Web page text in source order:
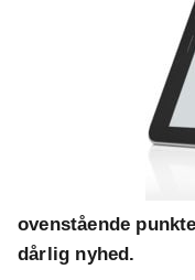
ovenstående
dårlig nyhed.